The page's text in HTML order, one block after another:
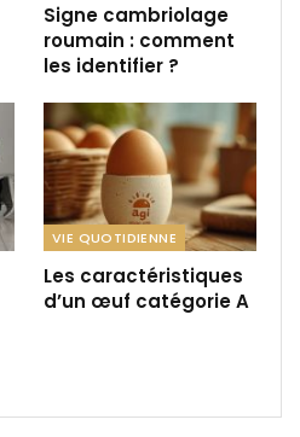
Signe cambriolage
roumain : comment
les identifier ?
VIE QUOTIDIENNE
Les caractéristiques
d’un œuf catégorie A